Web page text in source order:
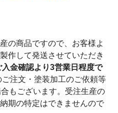
の商品ですので、お客様よ
作して発送させていただき
入金確認より3営業日程度で
注文・塗装加工のご依頼等
もございます。受注生産の
期の特定はできませんので